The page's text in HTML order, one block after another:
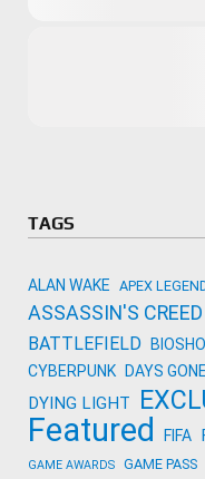
TAGS
ALAN WAKE APEX
ASSASSIN'S CREED
BATTLEFIELD
CYBERPUNK DAYS GONE
DYING LIGHT
Featured FIFA
GAME AWARDS GAME PASS